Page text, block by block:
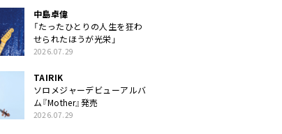
中島卓偉
「たったひとりの人生を狂わ
せられたほうが光栄」
2026.07.29
TAIRIK
ソロメジャーデビューアルバ
ム『Mother』発売
2026.07.29